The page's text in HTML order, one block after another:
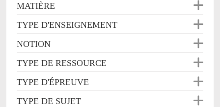
MATIÈRE
TYPE D'ENSEIGNEMENT
NOTION
TYPE DE RESSOURCE
TYPE D'ÉPREUVE
TYPE DE SUJET